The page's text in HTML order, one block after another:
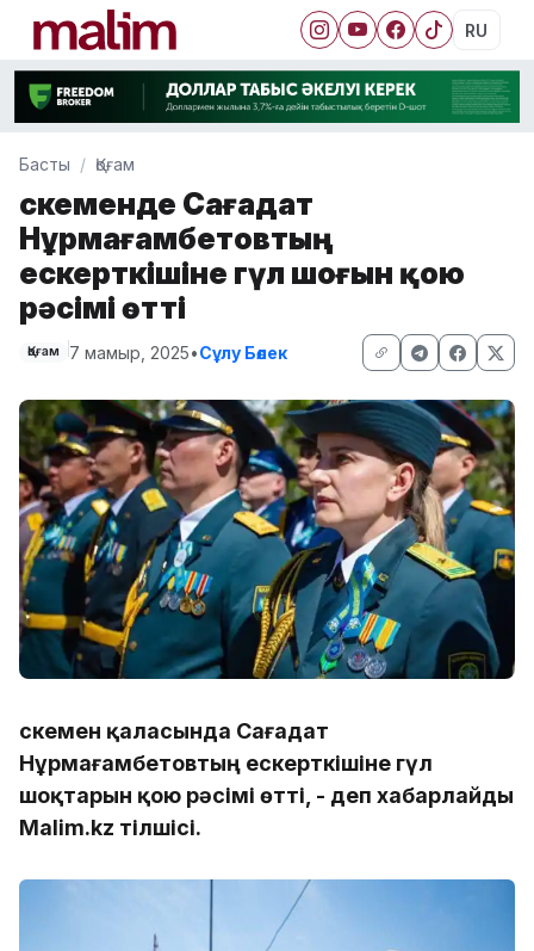
RU
Басты Қоғам
Өскеменде Сағадат
Нұрмағамбетовтың
ескерткішіне гүл шоғын қою
рәсімі өтті
Қоғам 7 мамыр, 2025•Сұлу Бөлек
Өскемен қаласында Сағадат
Нұрмағамбетовтың ескерткішіне гүл
шоқтарын қою рәсімі өтті, - деп хабарлайды
Malim.kz тілшісі.